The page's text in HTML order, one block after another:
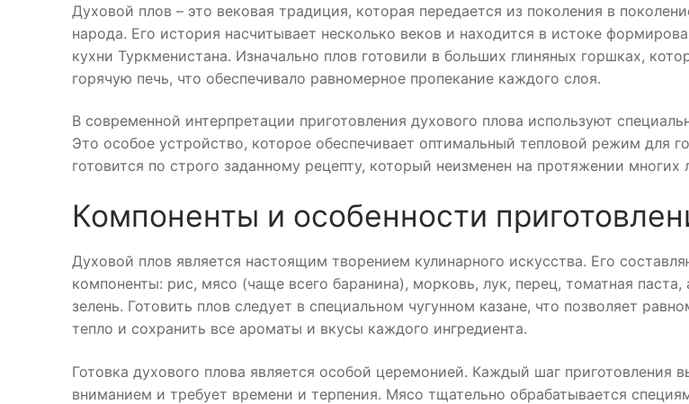
Духовой плов – это вековая традиция, которая передается из поколения в
народа. Его история насчитывает несколько веков и находится в истоке
кухни Туркменистана. Изначально плов готовили в больших глиняных горшках,
горячую печь, что обеспечивало равномерное пропекание каждого слоя.
В современной интерпретации приготовления духового плова используют
Это особое устройство, которое обеспечивает оптимальный тепловой режим для
готовится по строго заданному рецепту, который неизменен на протяжении многих
Компоненты и особенности
Духовой плов является настоящим творением кулинарного искусства. Его
компоненты: рис, мясо (чаще всего баранина), морковь, лук, перец, томатная
зелень. Готовить плов следует в специальном чугунном казане, что позволяет
тепло и сохранить все ароматы и вкусы каждого ингредиента.
Готовка духового плова является особой церемонией. Каждый шаг приготовления
вниманием и требует времени и терпения. Мясо тщательно обрабатывается